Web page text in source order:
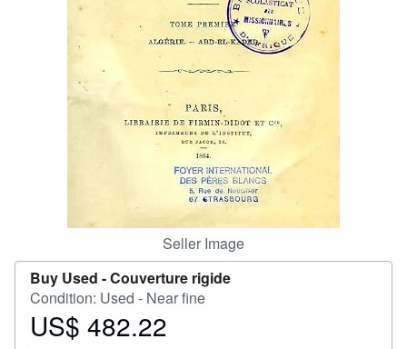
Seller Image
Buy Used -Couverture rigide
Condition: Used - Near fine
Price
US$ 482.22